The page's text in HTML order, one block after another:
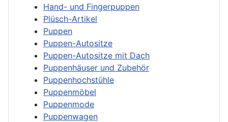
Hand- und Fingerpuppen
Plüsch-Artikel
Puppen
Puppen-Autositze
Puppen-Autositze mit Dach
Puppenhäuser und Zubehör
Puppenhochstühle
Puppenmöbel
Puppenmode
Puppenwagen